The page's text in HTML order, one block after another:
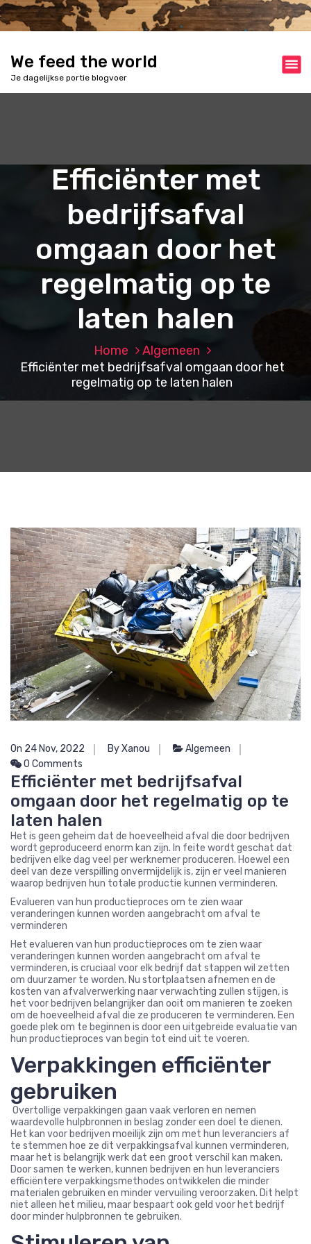
S
k
We feed the world
Je dagelijkse portie blogvoer
Efficiënter met
bedrijfsafval
omgaan door het
regelmatig op te
laten halen
Home
Algemeen
Efficiënter met bedrijfsafval omgaan door het
regelmatig op te laten halen
On 24 Nov, 2022 By Xanou
Algemeen
0 Comments
Efficiënter met bedrijfsafval
omgaan door het regelmatig op te
laten halen
Het is geen geheim dat de hoeveelheid afval die door bedrijven
wordt geproduceerd enorm kan zijn. In feite wordt geschat dat
bedrijven elke dag veel per werknemer produceren. Hoewel een
deel van deze verspilling onvermijdelijk is, zijn er veel manieren
waarop bedrijven hun totale productie kunnen verminderen.
Evalueren van hun productieproces om te zien waar
veranderingen kunnen worden aangebracht om afval te
verminderen
Het evalueren van hun productieproces om te zien waar
veranderingen kunnen worden aangebracht om afval te
verminderen, is cruciaal voor elk bedrijf dat stappen wil zetten
om duurzamer te worden. Nu stortplaatsen afnemen en de
kosten van afvalverwerking naar verwachting zullen stijgen, is
het voor bedrijven belangrijker dan ooit om manieren te zoeken
om de hoeveelheid afval die ze produceren te verminderen. Een
goede plek om te beginnen is door een uitgebreide evaluatie van
hun productieproces van begin tot eind uit te voeren.
Verpakkingen efficiënter
gebruiken
Overtollige verpakkingen gaan vaak verloren en nemen
waardevolle hulpbronnen in beslag zonder een doel te dienen.
Het kan voor bedrijven moeilijk zijn om met hun leveranciers af
te stemmen hoe ze dit verpakkingsafval kunnen verminderen,
maar het is belangrijk werk dat een groot verschil kan maken.
Door samen te werken, kunnen bedrijven en hun leveranciers
efficiëntere verpakkingsmethodes ontwikkelen die minder
materialen gebruiken en minder vervuiling veroorzaken. Dit helpt
niet alleen het milieu, maar bespaart ook geld voor het bedrijf
door minder hulpbronnen te gebruiken.